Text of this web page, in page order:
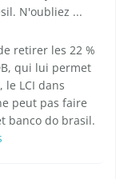
N'oubliez ...
retirer les 22 %
qui lui permet
LCI dans
peut pas faire
banco do brasil.